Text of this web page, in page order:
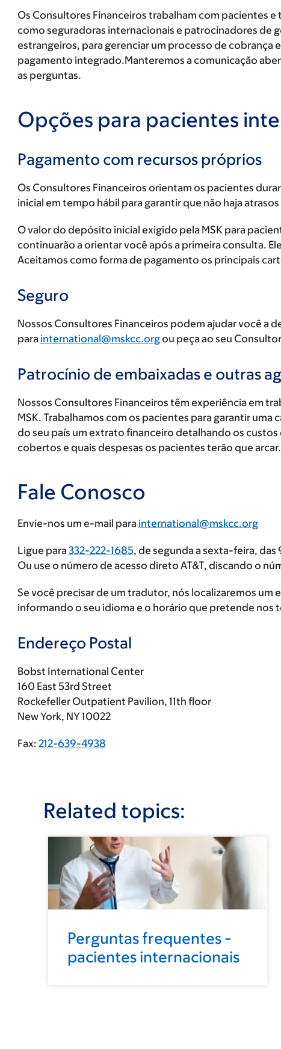
Os Consultores Financeiros trabalham com pacientes e
como seguradoras internacionais e patrocinadores de
estrangeiros, para gerenciar um processo de cobrança e
pagamento integrado.Manteremos a comunicação
as perguntas.
Opções para pacientes
Pagamento com recursos próprios
Os Consultores Financeiros orientam os pacientes
inicial em tempo hábil para garantir que não haja
O valor do depósito inicial exigido pela MSK para
continuarão a orientar você após a primeira consulta.
Aceitamos como forma de pagamento os principais
Seguro
Nossos Consultores Financeiros podem ajudar você a
para international@mskcc.orgou peça ao seu
Patrocínio de embaixadas e outras
Nossos Consultores Financeiros têm experiência em
MSK. Trabalhamos com os pacientes para garantir
do seu país um extrato financeiro detalhando os
cobertos e quais despesas os pacientes terão que
Fale Conosco
Envie-nos um e-mail para international@mskcc.org
Ligue para332-222-1685, de segunda a sexta-feira, das
Ou use o número de acesso direto AT&T, discando o
Se você precisar de um tradutor, nós localizaremos
informando o seu idioma e o horário que pretende nos
Endereço Postal
Bobst International Center
160 East 53rd Street
Rockefeller Outpatient Pavilion, 11th floor
New York, NY 10022
Fax: 212-639-4938
Related topics:
Perguntas frequentes -
pacientes internacionais